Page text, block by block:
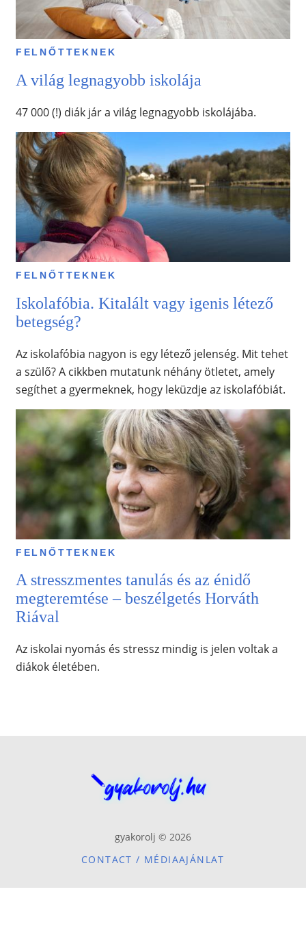
FELNŐTTEKNEK
A világ legnagyobb iskolája
47 000 (!) diák jár a világ legnagyobb iskolájába.
FELNŐTTEKNEK
Iskolafóbia. Kitalált vagy igenis létező
betegség?
Az iskolafóbia nagyon is egy létező jelenség. Mit tehet
a szülő? A cikkben mutatunk néhány ötletet, amely
segíthet a gyermeknek, hogy leküzdje az iskolafóbiát.
FELNŐTTEKNEK
A stresszmentes tanulás és az énidő
megteremtése – beszélgetés Horváth
Riával
Az iskolai nyomás és stressz mindig is jelen voltak a
diákok életében.
gyakorolj © 2026
CONTACT / MÉDIAAJÁNLAT